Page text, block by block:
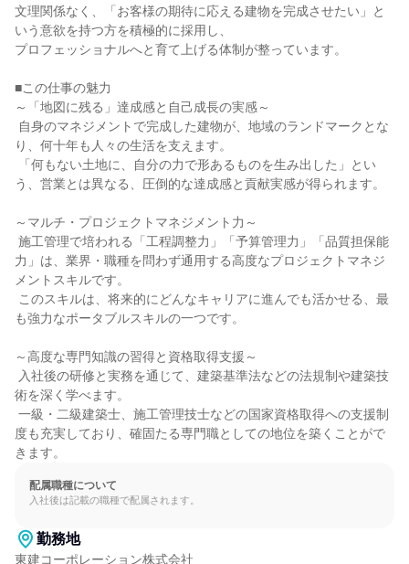
文理関係なく、「お客様の期待に応える建物を完成させたい」と
いう意欲を持つ方を積極的に採用し、
プロフェッショナルへと育て上げる体制が整っています。
■この仕事の魅力
～「地図に残る」達成感と自己成長の実感～
り、何十年も人々の生活を支えます。
う、営業とは異なる、圧倒的な達成感と貢献実感が得られます。
～マルチ・プロジェクトマネジメント力～
力」は、業界・職種を問わず通用する高度なプロジェクトマネジ
メントスキルです。
も強力なポータブルスキルの一つです。
～高度な専門知識の習得と資格取得支援～
術を深く学べます。
度も充実しており、確固たる専門職としての地位を築くことがで
きます。
配属職種について
入社後は記載の職種で配属されます。
勤務地
東建コーポレーション株式会社